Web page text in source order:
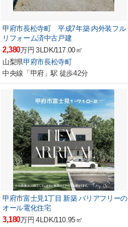
甲府市長松寺町 平成7年築 内外装フル
リフォーム済中古戸建
2,380万円 3LDK/117.00㎡
山梨県甲府市長松寺町
中央線「甲府」駅 徒歩42分
甲府市富士見1丁目 新築 バリアフリーの
オール電化住宅
3,180万円 4LDK/110.95㎡